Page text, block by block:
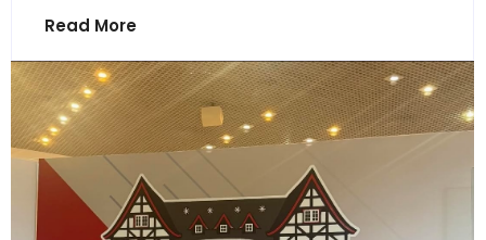
Read More